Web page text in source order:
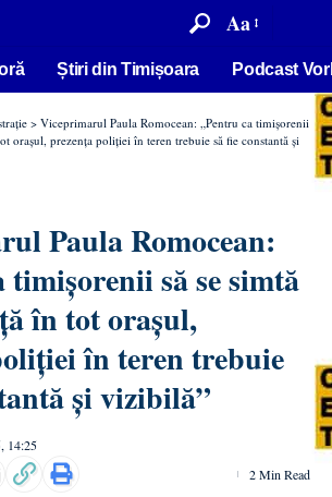
Aa
Știri din Timișoara Podcast
> Viceprimarul Paula Romocean: „Pentru ca timișorenii
orașul, prezența poliției în teren trebuie să fie constantă și
Paula Romocean:
timișorenii să se simtă
în tot orașul,
în teren trebuie
și vizibilă”
14:25
2 Min Read